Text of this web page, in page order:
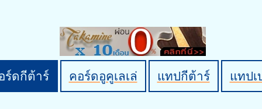
ร์ดกีต้าร์ คอร์ดอูคูเลเล่ แทปกีต้าร์ แทปเ